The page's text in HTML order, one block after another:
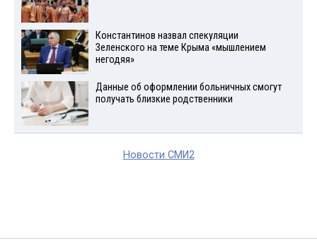
Константинов назвал спекуляции
Зеленского на теме Крыма «мышлением
негодяя»
Данные об оформлении больничных смогут
получать близкие родственники
Новости СМИ2